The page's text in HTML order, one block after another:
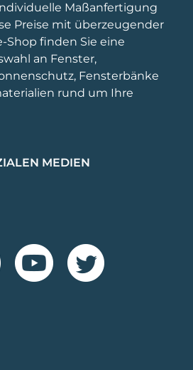
Maßanfertigung
Preise mit überzeugender
Shop finden Sie eine
an Fenster,
Fensterbänke
rund um Ihre
MEDIEN